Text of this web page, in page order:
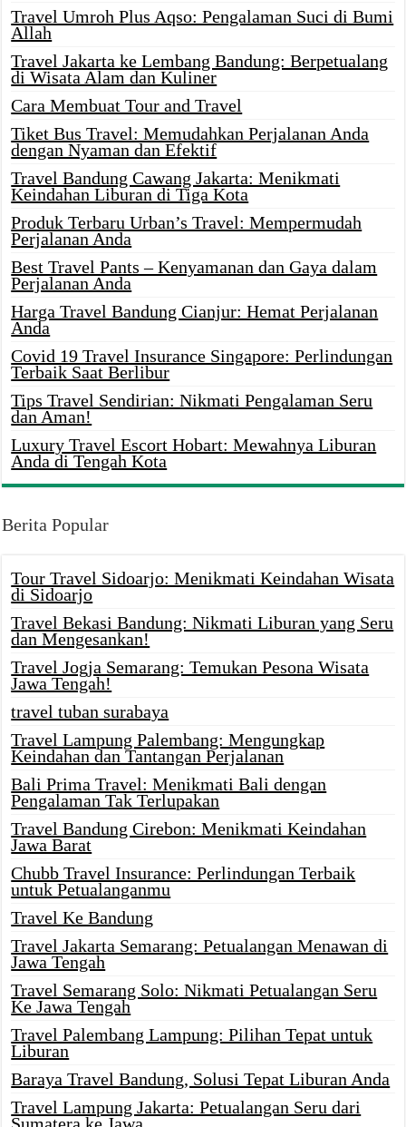
Travel Umroh Plus Aqso: Pengalaman Suci di Bumi
Allah
Travel Jakarta ke Lembang Bandung: Berpetualang
di Wisata Alam dan Kuliner
Cara Membuat Tour and Travel
Tiket Bus Travel: Memudahkan Perjalanan Anda
dengan Nyaman dan Efektif
Travel Bandung Cawang Jakarta: Menikmati
Keindahan Liburan di Tiga Kota
Produk Terbaru Urban’s Travel: Mempermudah
Perjalanan Anda
Best Travel Pants – Kenyamanan dan Gaya dalam
Perjalanan Anda
Harga Travel Bandung Cianjur: Hemat Perjalanan
Anda
Covid 19 Travel Insurance Singapore: Perlindungan
Terbaik Saat Berlibur
Tips Travel Sendirian: Nikmati Pengalaman Seru
dan Aman!
Luxury Travel Escort Hobart: Mewahnya Liburan
Anda di Tengah Kota
Berita Popular
Tour Travel Sidoarjo: Menikmati Keindahan Wisata
di Sidoarjo
Travel Bekasi Bandung: Nikmati Liburan yang Seru
dan Mengesankan!
Travel Jogja Semarang: Temukan Pesona Wisata
Jawa Tengah!
travel tuban surabaya
Travel Lampung Palembang: Mengungkap
Keindahan dan Tantangan Perjalanan
Bali Prima Travel: Menikmati Bali dengan
Pengalaman Tak Terlupakan
Travel Bandung Cirebon: Menikmati Keindahan
Jawa Barat
Chubb Travel Insurance: Perlindungan Terbaik
untuk Petualanganmu
Travel Ke Bandung
Travel Jakarta Semarang: Petualangan Menawan di
Jawa Tengah
Travel Semarang Solo: Nikmati Petualangan Seru
Ke Jawa Tengah
Travel Palembang Lampung: Pilihan Tepat untuk
Liburan
Baraya Travel Bandung, Solusi Tepat Liburan Anda
Travel Lampung Jakarta: Petualangan Seru dari